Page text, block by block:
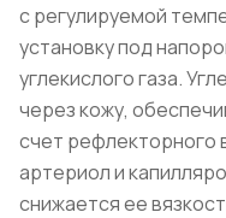
с регулируемой
установку под
углекислого газа.
через кожу,
счет рефлекторного
артериол и
снижается ее